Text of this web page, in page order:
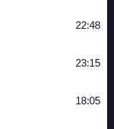
22:48
23:15
18:05